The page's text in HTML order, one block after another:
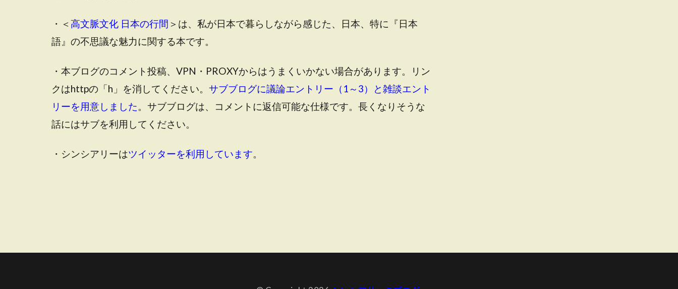
・＜高文脈文化 日本の行間 ＞は、私が日本で暮らしながら感じた、日本、特に『日本
語』の不思議な魅力に関する本です。
・本ブログのコメント投稿、VPN・PROXYからはうまくいかない場合があります。リン
クはhttpの「h」を消してください。 サブブログに議論エントリー（1～3）と雑談エント
リーを用意しました。サブブログは、コメントに返信可能な仕様です。長くなりそうな
話にはサブを利用してください。
・シンシアリーはツイッターを利用しています。